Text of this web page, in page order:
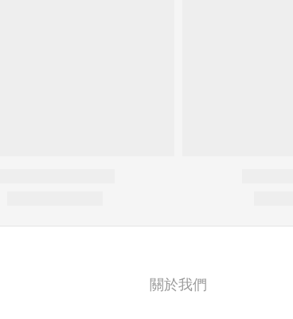
關於我們